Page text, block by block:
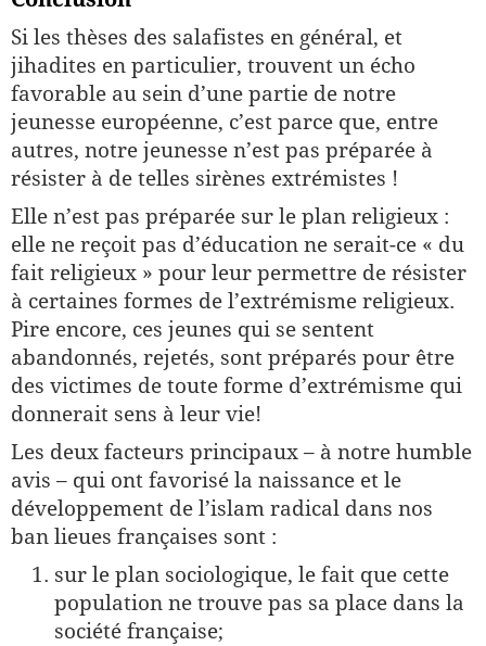
Si les thèses des salafistes en général, et
jihadites en particulier, trouvent un écho
favorable au sein d’une partie de notre
jeunesse euro­péenne, c’est parce que, entre
autres, notre jeunesse n’est pas préparée à
résister à de telles sirènes extrémistes !
Elle n’est pas préparée sur le plan religieux :
elle ne reçoit pas d’éducation ne serait-ce « du
fait religieux » pour leur permettre de résister
à certaines formes de l’extrémisme religieux.
Pire encore, ces jeunes qui se sentent
abandonnés, rejetés, sont préparés pour être
des victimes de toute forme d’extrémisme qui
donnerait sens à leur vie!
Les deux facteurs principaux – à notre humble
avis – qui ont favo­risé la naissance et le
développement de l’islam radical dans nos
ban­ lieues françaises sont :
sur le plan sociologique, le fait que cette
population ne trouve pas sa place dans la
société française;